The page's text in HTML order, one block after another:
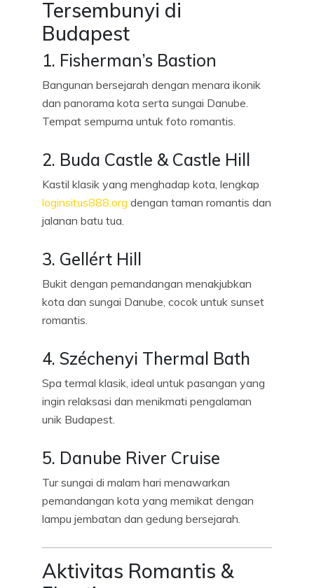
Tersembunyi di
Budapest
1. Fisherman’s Bastion
Bangunan bersejarah dengan menara ikonik
dan panorama kota serta sungai Danube.
Tempat sempurna untuk foto romantis.
2. Buda Castle & Castle Hill
Kastil klasik yang menghadap kota, lengkap
loginsitus888.org dengan taman romantis dan
jalanan batu tua.
3. Gellért Hill
Bukit dengan pemandangan menakjubkan
kota dan sungai Danube, cocok untuk sunset
romantis.
4. Széchenyi Thermal Bath
Spa termal klasik, ideal untuk pasangan yang
ingin relaksasi dan menikmati pengalaman
unik Budapest.
5. Danube River Cruise
Tur sungai di malam hari menawarkan
pemandangan kota yang memikat dengan
lampu jembatan dan gedung bersejarah.
Aktivitas Romantis &